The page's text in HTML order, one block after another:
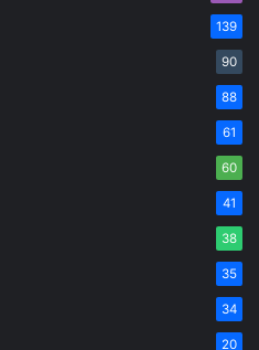
139
90
88
61
60
41
38
35
34
20